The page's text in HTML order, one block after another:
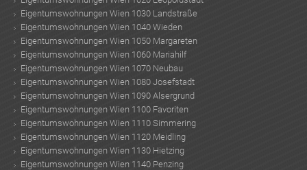
Eigentumswohnungen Wien 1030 Landstraße
Eigentumswohnungen Wien 1040 Wieden
Eigentumswohnungen Wien 1050 Margareten
Eigentumswohnungen Wien 1060 Mariahilf
Eigentumswohnungen Wien 1070 Neubau
Eigentumswohnungen Wien 1080 Josefstadt
Eigentumswohnungen Wien 1090 Alsergrund
Eigentumswohnungen Wien 1100 Favoriten
Eigentumswohnungen Wien 1110 Simmering
Eigentumswohnungen Wien 1120 Meidling
Eigentumswohnungen Wien 1130 Hietzing
Eigentumswohnungen Wien 1140 Penzing